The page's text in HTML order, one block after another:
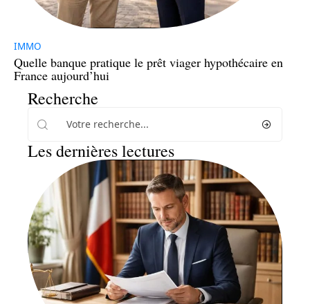
IMMO
Quelle banque pratique le prêt viager hypothécaire en
France aujourd’hui
Recherche
Les dernières lectures